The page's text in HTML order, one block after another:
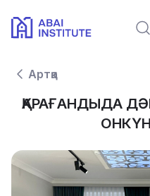
Артқа
ҚАРАҒАНДЫДА